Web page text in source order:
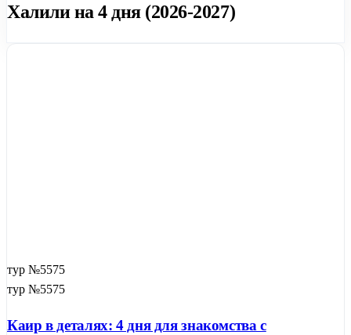
Халили на 4 дня (2026-2027)
тур №5575
тур №5575
Каир в деталях: 4 дня для знакомства с